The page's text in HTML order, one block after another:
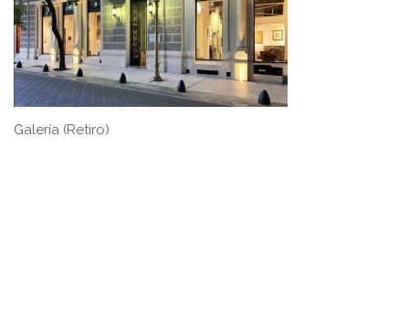
Galería (Retiro)